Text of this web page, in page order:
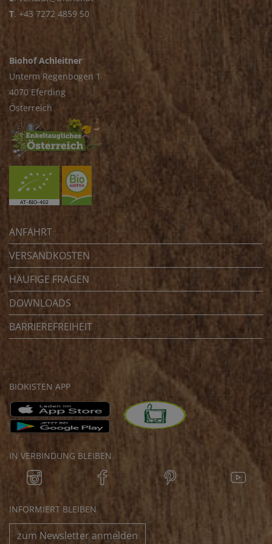
T. +43 7272 4859 50
Biohof Achleitner
Unterm Regenbogen 1
4070 Eferding
Österreich
ANFAHRT
VERSANDKOSTEN
HÄUFIGE FRAGEN
DOWNLOADS
BARRIEREFREIHEIT
BIOKISTEN APP
IN VERBINDUNG BLEIBEN
INFORMIERT BLEIBEN
zum Newsletter anmelden